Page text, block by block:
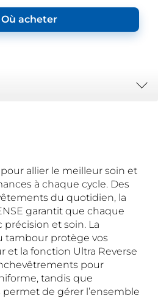
Où acheter
allier le meilleur soin et
à chaque cycle. Des
du quotidien, la
garantit que chaque
précision et soin. La
protège vos
et la fonction Ultra Reverse
pour
tandis que
permet de gérer l’ensemble